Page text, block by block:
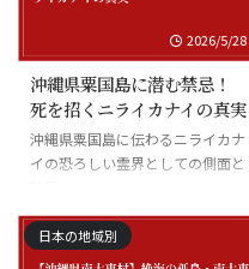
2026/5/28
沖縄県粟国島に潜む禁忌！
死を招くニライカナイの真実
沖縄県粟国島に伝わるニライカナ
イの恐ろしい霊界としての側面と
日本の地域別